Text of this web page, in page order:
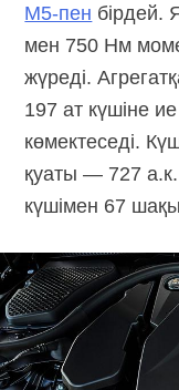
M5-пен бірдей.
мен 750 Нм
жүреді.
197 ат күшіне
көмектеседі.
қуаты — 727
күшімен 67